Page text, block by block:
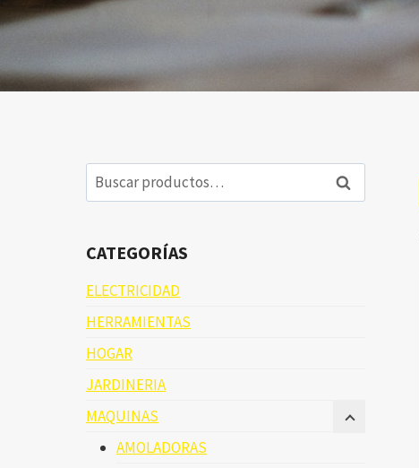
Buscar
por:
Buscar
CATEGORÍAS
ELECTRICIDAD
HERRAMIENTAS
HOGAR
JARDINERIA
MAQUINAS
AMOLADORAS